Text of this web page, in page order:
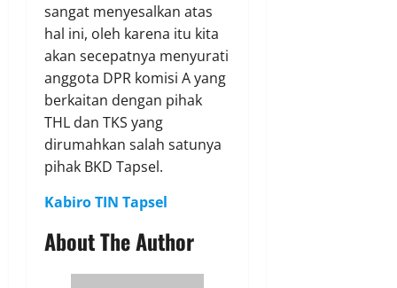
sangat menyesalkan atas
hal ini, oleh karena itu kita
akan secepatnya menyurati
anggota DPR komisi A yang
berkaitan dengan pihak
THL dan TKS yang
dirumahkan salah satunya
pihak BKD Tapsel.
Kabiro TIN Tapsel
About The Author